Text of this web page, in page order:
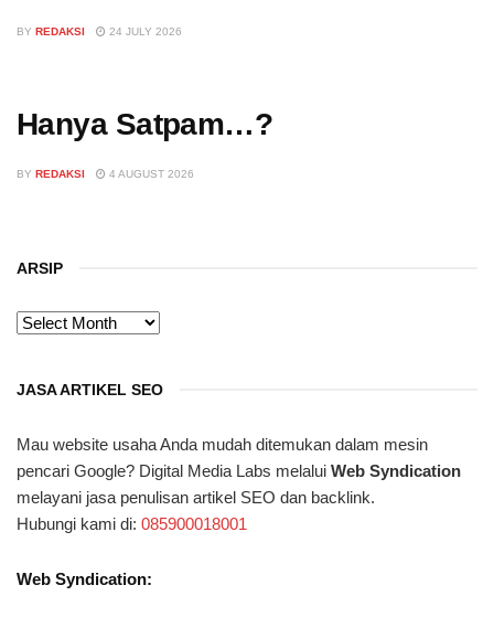
BY REDAKSI 24 JULY 2026
Hanya Satpam…?
BY REDAKSI 4 AUGUST 2026
ARSIP
ARSIP
JASA ARTIKEL SEO
Mau website usaha Anda mudah ditemukan dalam mesin
pencari Google? Digital Media Labs melalui Web Syndication
melayani jasa penulisan artikel SEO dan backlink.
Hubungi kami di: 085900018001
Web Syndication: